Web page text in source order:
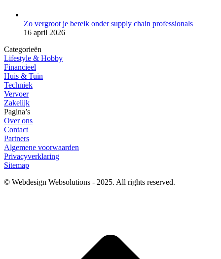
Zo vergroot je bereik onder supply chain professionals
16 april 2026
Categorieën
Lifestyle & Hobby
Financieel
Huis & Tuin
Techniek
Vervoer
Zakelijk
Pagina’s
Over ons
Contact
Partners
Algemene voorwaarden
Privacyverklaring
Sitemap
© Webdesign Websolutions - 2025. All rights reserved.